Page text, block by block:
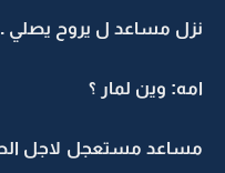
نزل مساعد ل يروح يصلي
امه: وين لمار ؟
مساعد مستعجل لاجل